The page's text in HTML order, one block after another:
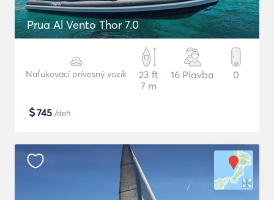
Prua Al Vento Thor 7.0
Nafukovací prívesný vozík
23 ft
7 m
16 Plavba 0
$745 /deň